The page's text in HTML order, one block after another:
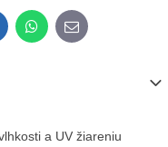
WhatsApp
E-mail
a UV žiareniu